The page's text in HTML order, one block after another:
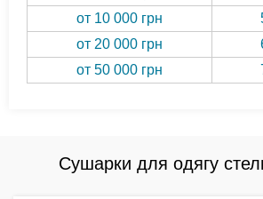
от 10 000 грн
от 20 000 грн
от 50 000 грн
Сушарки для одягу